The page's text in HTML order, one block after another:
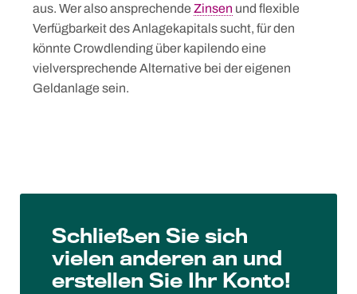
aus. Wer also ansprechende Zinsen und flexible
Verfügbarkeit des Anlagekapitals sucht, für den
könnte Crowdlending über kapilendo eine
vielversprechende Alternative bei der eigenen
Geldanlage sein.
Schließen Sie sich
vielen anderen an und
erstellen Sie Ihr Konto!